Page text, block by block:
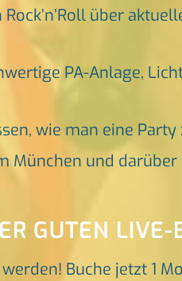
Rock’n’Roll über
PA-Anlage,
wie man eine
München und
GUTEN
Buche jetzt 1